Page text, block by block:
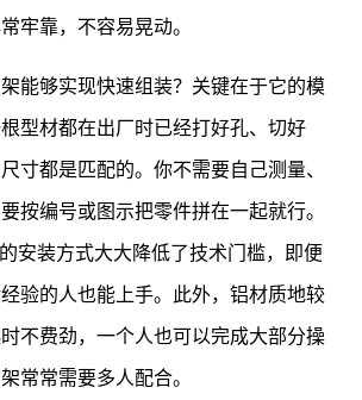
牢靠，不容易晃动。
能够实现快速组装？关键在于它的模
型材都在出厂时已经打好孔、切好
寸都是匹配的。你不需要自己测量、
按编号或图示把零件拼在一起就行。
安装方式大大降低了技术门槛，即便
验的人也能上手。此外，铝材质地较
不费劲，一个人也可以完成大部分操
常常需要多人配合。